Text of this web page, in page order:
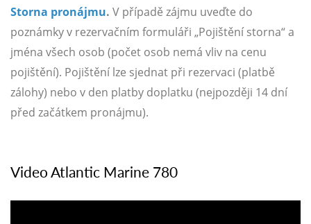
Storna pronájmu. V případě zájmu uveďte do
poznámky v rezervačním formuláři „Pojištění storna“ a
jména všech osob (počet osob nemá vliv na cenu
pojištění). Pojištění lze sjednat při rezervaci (platbě
zálohy) nebo v den platby doplatku (nejpozději 14 dní
před začátkem pronájmu).
Video Atlantic Marine 780